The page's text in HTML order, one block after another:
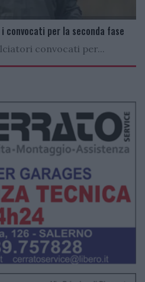
per la seconda fase
convocati per...